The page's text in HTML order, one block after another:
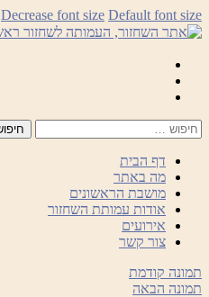
לדלג
לתוכן
Decrease font size Default font size
דף הבית
מה באתר
מושבת הראשונים
אודות עמותת השחזור
אירועים
צור קשר
תמונה קודמת
תמונה הבאה